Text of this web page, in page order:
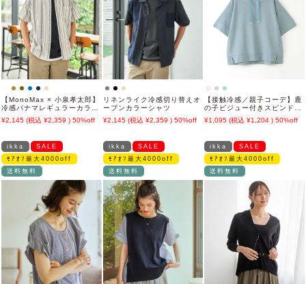
【MonoMax × 小泉孝太郎】
冷感パナマレギュラーカラー
半袖シャツ「小泉孝太郎さん
着用モデル」
2,145 2,359 50%off
リネンライク冷感切り替えオ
ープンカラーシャツ
2,145
2,359 50%off
【接触冷感／親子コーデ】鹿
の子ビジュー付きスピンドル
プルオーバー
（120~160cm）
1,095 1,204 50%off
ikka
SALE
ﾓｱｵﾌ最大4000off
送料無料
ikka
SALE
ﾓｱｵﾌ最大4000off
送料無料
ikka
SALE
ﾓｱｵﾌ最大4000off
送料無料